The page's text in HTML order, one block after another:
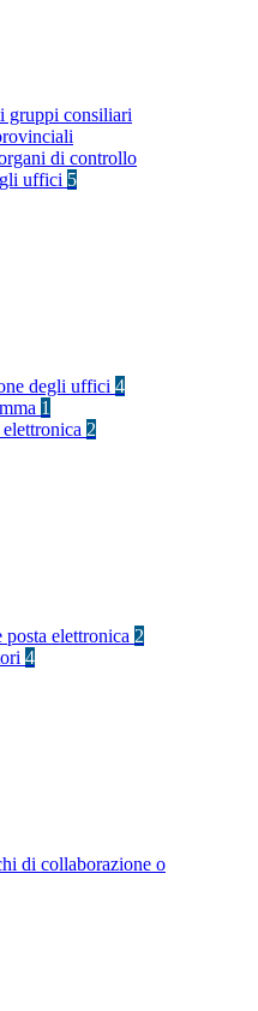
gruppi consiliari
di controllo
uffici 5
degli uffici 4
1
2
posta elettronica 2
4
di collaborazione o